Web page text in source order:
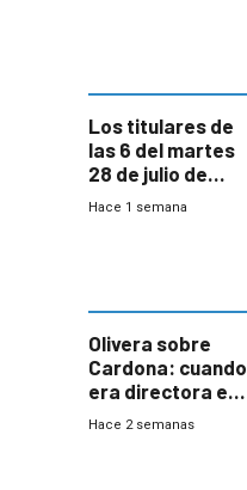
Los titulares de
las 6 del martes
28 de julio de
2026
Hace 1 semana
Olivera sobre
Cardona: cuando
era directora en
UTE “no era muy
Hace 2 semanas